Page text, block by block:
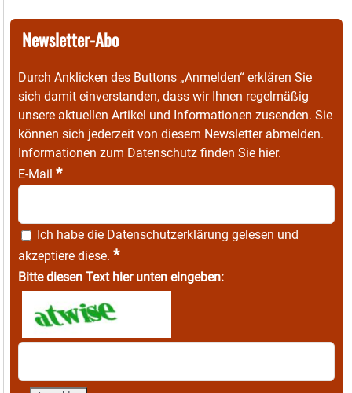
Newsletter-Abo
Durch Anklicken des Buttons „Anmelden“ erklären Sie
sich damit einverstanden, dass wir Ihnen regelmäßig
unsere aktuellen Artikel und Informationen zusenden. Sie
können sich jederzeit von diesem Newsletter abmelden.
Informationen zum Datenschutz finden Sie hier.
E-Mail *
Ich habe die Datenschutzerklärung gelesen und
akzeptiere diese. *
Bitte diesen Text hier unten eingeben: